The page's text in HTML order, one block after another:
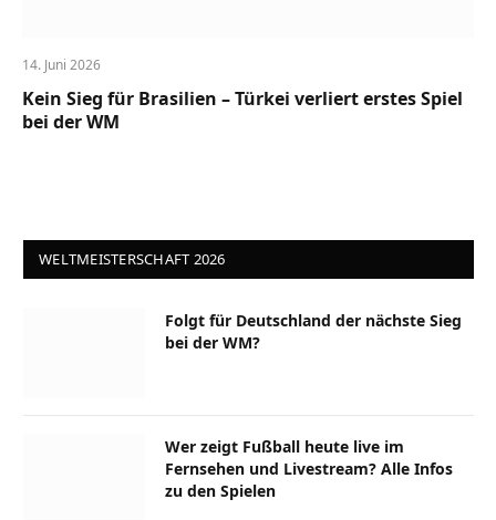
14. Juni 2026
Kein Sieg für Brasilien – Türkei verliert erstes Spiel
bei der WM
WELTMEISTERSCHAFT 2026
Folgt für Deutschland der nächste Sieg
bei der WM?
Wer zeigt Fußball heute live im
Fernsehen und Livestream? Alle Infos
zu den Spielen